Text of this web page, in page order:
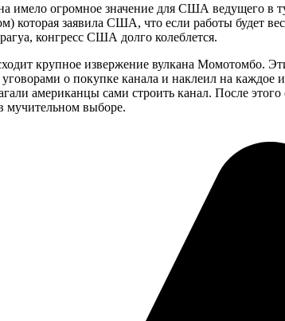
имело огромное значение для США ведущего
которая заявила США, что если работы будет
конгресс США долго колеблется.
крупное извержение вулкана Момотомбо.
о покупке канала и наклеил на каждое
американцы сами строить канал. После
мучительном выборе.